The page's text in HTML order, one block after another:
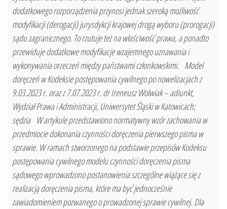
dodatkowego rozporządzenia przynosi jednak szeroką możliwość
modyfikacji (derogacji) jurysdykcji krajowej drogą wyboru (prorogacji)
sądu zagranicznego. To rzutuje też na właściwość prawa, a ponadto
przewiduje dodatkowe modyfikacje wzajemnego uznawania i
wykonywania orzeczeń między państwami członkowskimi. Model
doręczeń w Kodeksie postępowania cywilnego po nowelizacjach z
9.03.2023 r. oraz z 7.07.2023 r. dr Ireneusz Wolwiak – adiunkt,
Wydział Prawa i Administracji, Uniwersytet Śląski w Katowicach;
sędzia W artykule przedstawiono normatywny wzór zachowania w
przedmiocie dokonania czynności doręczenia pierwszego pisma w
sprawie. W ramach stworzonego na podstawie przepisów Kodeksu
postępowania cywilnego modelu czynności doręczenia pisma
sądowego wprowadzono postanowienia szczególne wiążące się z
realizacją doręczenia pisma, które ma być jednocześnie
zawiadomieniem pozwanego o prowadzonej sprawie cywilnej. Dla